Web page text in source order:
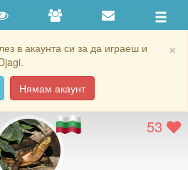
×
в акаунта си за да играеш и
Нямам акаунт
53